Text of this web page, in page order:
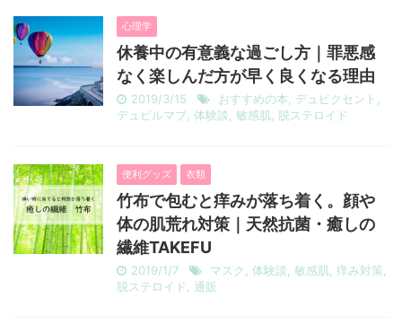
心理学
休養中の有意義な過ごし方｜罪悪感
なく楽しんだ方が早く良くなる理由
2019/3/15 おすすめの本 デュピクセント
デュピルマブ 体験談 敏感肌 脱ステロイド
便利グッズ 衣類
竹布で包むと痒みが落ち着く。顔や
体の肌荒れ対策｜天然抗菌・癒しの
繊維TAKEFU
2019/1/7 マスク 体験談 敏感肌 痒み対策
脱ステロイド
通販